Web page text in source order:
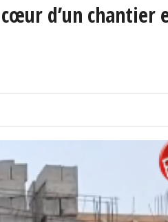
d’un chantier